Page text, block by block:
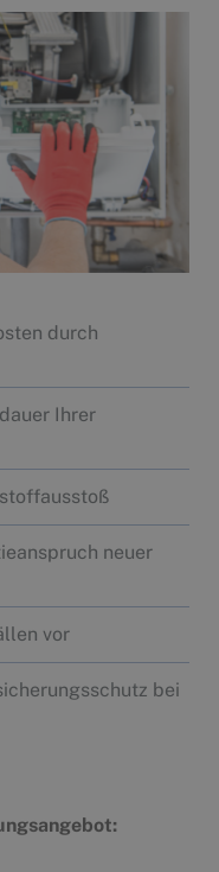
durch
Ihrer
neuer
vor
bei